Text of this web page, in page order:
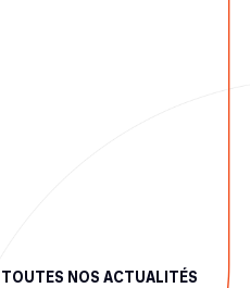
TOUTES NOS ACTUALITÉS